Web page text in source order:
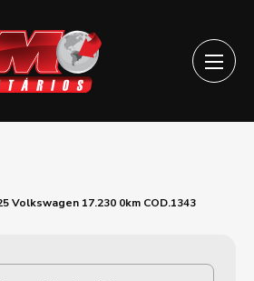
Volkswagen 17.230 0km COD.1343